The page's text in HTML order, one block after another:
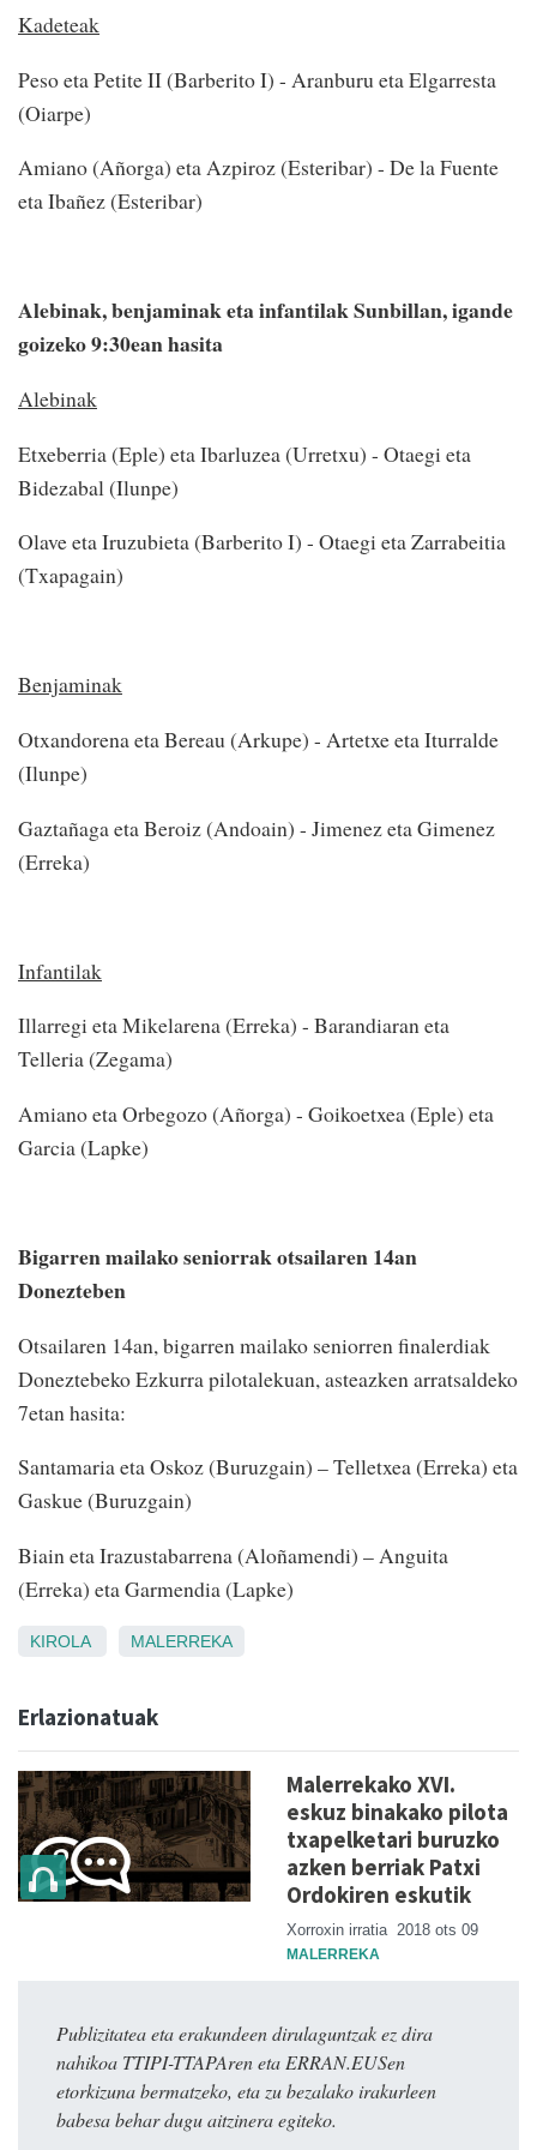
Kadeteak
Peso eta Petite II (Barberito I) - Aranburu eta Elgarresta
(Oiarpe)
Amiano (Añorga) eta Azpiroz (Esteribar) - De la Fuente
eta Ibañez (Esteribar)
Alebinak, benjaminak eta infantilak Sunbillan, igande
goizeko 9:30ean hasita
Alebinak
Etxeberria (Eple) eta Ibarluzea (Urretxu) - Otaegi eta
Bidezabal (Ilunpe)
Olave eta Iruzubieta (Barberito I) - Otaegi eta Zarrabeitia
(Txapagain)
Benjaminak
Otxandorena eta Bereau (Arkupe) - Artetxe eta Iturralde
(Ilunpe)
Gaztañaga eta Beroiz (Andoain) - Jimenez eta Gimenez
(Erreka)
Infantilak
Illarregi eta Mikelarena (Erreka) - Barandiaran eta
Telleria (Zegama)
Amiano eta Orbegozo (Añorga) - Goikoetxea (Eple) eta
Garcia (Lapke)
Bigarren mailako seniorrak otsailaren 14an
Donezteben
Otsailaren 14an, bigarren mailako seniorren finalerdiak
Doneztebeko Ezkurra pilotalekuan, asteazken arratsaldeko
7etan hasita:
Santamaria eta Oskoz (Buruzgain) – Telletxea (Erreka) eta
Gaskue (Buruzgain)
Biain eta Irazustabarrena (Aloñamendi) – Anguita
(Erreka) eta Garmendia (Lapke)
KIROLA MALERREKA
Erlazionatuak
Malerrekako XVI.
eskuz binakako pilota
txapelketari buruzko
azken berriak Patxi
Ordokiren eskutik
Xorroxin irratia 2018 ots 09
MALERREKA
Publizitatea eta erakundeen dirulaguntzak ez dira
nahikoa TTIPI-TTAPAren eta ERRAN.EUSen
etorkizuna bermatzeko, eta zu bezalako irakurleen
babesa behar dugu aitzinera egiteko.